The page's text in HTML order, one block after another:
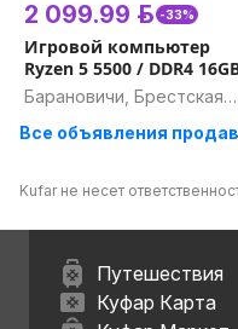
2 099.99 р. -33%
Игровой компьютер
Ryzen 5 5500 / DDR4
32GB / SSD M.2 512GB, 1TB
/ RTX 3050 6Gb (Гарантия)
Барановичи, Брестская
Все объявления
Kufar не несет
Путешествия
Куфар Карта